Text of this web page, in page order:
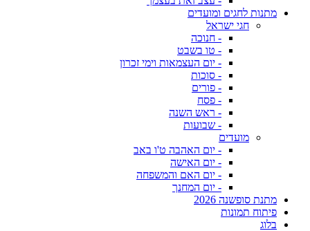
מתנות לחגים ומועדים
חגי ישראל
- חנוכה
- טו בשבט
- יום העצמאות וימי זכרון
- סוכות
- פורים
- פסח
- ראש השנה
- שבועות
מועדים
- יום האהבה ט'ו באב
- יום האישה
- יום האם והמשפחה
- יום המחנך
מתנת סופשנה 2026
פיתוח תמונות
בלוג